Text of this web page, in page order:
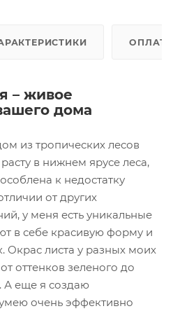
– живое
дома
из тропических лесов
в нижнем ярусе леса,
к недостатку
от других
у меня есть уникальные
в себе красивую форму и
Окрас листа у разных моих
оттенков зеленого до
А еще я создаю
очень эффективно